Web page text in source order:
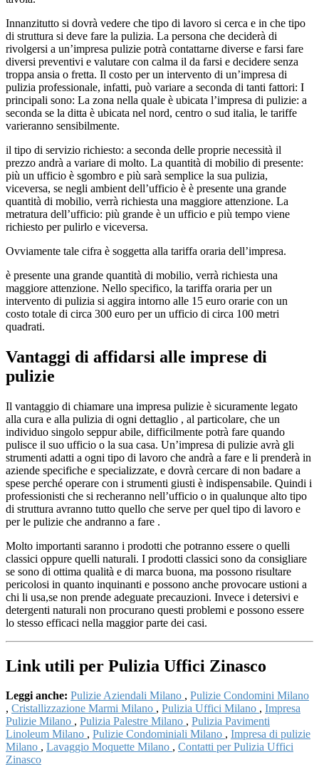
Innanzitutto si dovrà vedere che tipo di lavoro si cerca e in che tipo
di struttura si deve fare la pulizia. La persona che deciderà di
rivolgersi a un’impresa pulizie potrà contattarne diverse e farsi fare
diversi preventivi e valutare con calma il da farsi e decidere senza
troppa ansia o fretta. Il costo per un intervento di un’impresa di
pulizia professionale, infatti, può variare a seconda di tanti fattori: I
principali sono: La zona nella quale è ubicata l’impresa di pulizie: a
seconda se la ditta è ubicata nel nord, centro o sud italia, le tariffe
varieranno sensibilmente.
il tipo di servizio richiesto: a seconda delle proprie necessità il
prezzo andrà a variare di molto. La quantità di mobilio di presente:
più un ufficio è sgombro e più sarà semplice la sua pulizia,
viceversa, se negli ambient dell’ufficio è è presente una grande
quantità di mobilio, verrà richiesta una maggiore attenzione. La
metratura dell’ufficio: più grande è un ufficio e più tempo viene
richiesto per pulirlo e viceversa.
Ovviamente tale cifra è soggetta alla tariffa oraria dell’impresa.
è presente una grande quantità di mobilio, verrà richiesta una
maggiore attenzione. Nello specifico, la tariffa oraria per un
intervento di pulizia si aggira intorno alle 15 euro orarie con un
costo totale di circa 300 euro per un ufficio di circa 100 metri
quadrati.
Vantaggi di affidarsi alle imprese di
pulizie
Il vantaggio di chiamare una impresa pulizie è sicuramente legato
alla cura e alla pulizia di ogni dettaglio , al particolare, che un
individuo singolo seppur abile, difficilmente potrà fare quando
pulisce il suo ufficio o la sua casa. Un’impresa di pulizie avrà gli
strumenti adatti a ogni tipo di lavoro che andrà a fare e li prenderà in
aziende specifiche e specializzate, e dovrà cercare di non badare a
spese perché operare con i strumenti giusti è indispensabile. Quindi i
professionisti che si recheranno nell’ufficio o in qualunque alto tipo
di struttura avranno tutto quello che serve per quel tipo di lavoro e
per le pulizie che andranno a fare .
Molto importanti saranno i prodotti che potranno essere o quelli
classici oppure quelli naturali. I prodotti classici sono da consigliare
se sono di ottima qualità e di marca buona, ma possono risultare
pericolosi in quanto inquinanti e possono anche provocare ustioni a
chi li usa,se non prende adeguate precauzioni. Invece i detersivi e
detergenti naturali non procurano questi problemi e possono essere
lo stesso efficaci nella maggior parte dei casi.
Link utili per Pulizia Uffici Zinasco
Leggi anche: Pulizie Aziendali Milano , Pulizie Condomini Milano
, Cristallizzazione Marmi Milano , Pulizia Uffici Milano , Impresa
Pulizie Milano , Pulizia Palestre Milano , Pulizia Pavimenti
Linoleum Milano , Pulizie Condominiali Milano , Impresa di pulizie
Milano , Lavaggio Moquette Milano , Contatti per Pulizia Uffici
Zinasco